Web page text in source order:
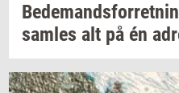
sam­les alt på én